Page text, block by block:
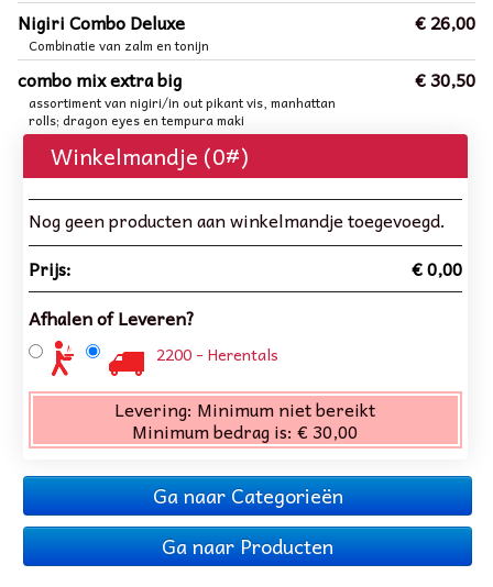
Nigiri Combo Deluxe
Combinatie van zalm en tonijn
€ 26,00
combo mix extra big
assortiment van nigiri/in out pikant vis, manhattan
rolls; dragon eyes en tempura maki
€ 30,50
Winkelmandje (0#)
Nog geen producten aan winkelmandje toegevoegd.
Prijs:
€ 0,00
Afhalen of Leveren?
2200 - Herentals
Levering: Minimum niet bereikt
Minimum bedrag is:€ 30,00
Ga naar Categorieën
Ga naar Producten